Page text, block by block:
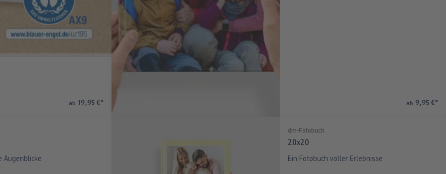
ab 19,95 €* ab 9,95 €*
Augenblicke
dm-Fotobuch
20x20
Ein Fotobuch voller Erlebnisse